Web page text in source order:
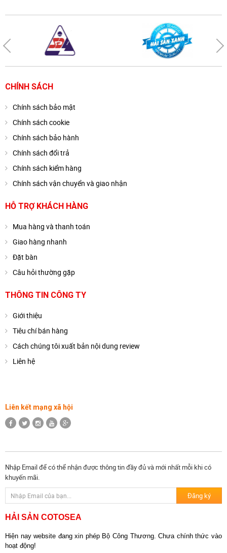
CHÍNH SÁCH
Chính sách bảo mật
Chính sách cookie
Chính sách bảo hành
Chính sách đổi trả
Chính sách kiểm hàng
Chính sách vận chuyển và giao nhận
HỖ TRỢ KHÁCH HÀNG
Mua hàng và thanh toán
Giao hàng nhanh
Đặt bàn
Câu hỏi thường gặp
THÔNG TIN CÔNG TY
Giới thiệu
Tiêu chí bán hàng
Cách chúng tôi xuất bản nội dung review
Liên hệ
Liên kết mạng xã hội
Nhập Email để có thể nhận được thông tin đầy đủ và mới nhất mỗi khi có
khuyến mãi.
HẢI SẢN COTOSEA
Hiện nay website đang xin phép Bộ Công Thương. Chưa chính thức vào
hoạt động!